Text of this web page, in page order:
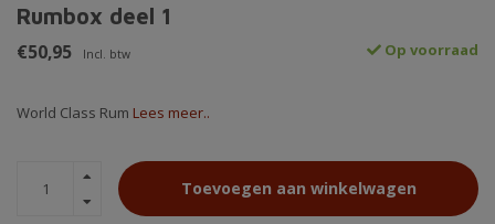
Rumbox deel 1
€50,95 Incl. btw Op voorraad
World Class Rum Lees meer..
Toevoegen aan winkelwagen